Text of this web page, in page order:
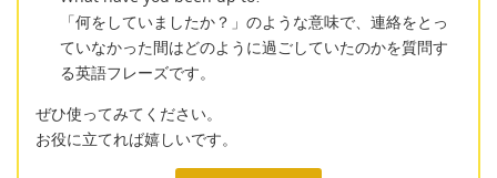
「何をしていましたか？」のような意味で、連絡をとっ
ていなかった間はどのように過ごしていたのかを質問す
る英語フレーズです。
ぜひ使ってみてください。
お役に立てれば嬉しいです。